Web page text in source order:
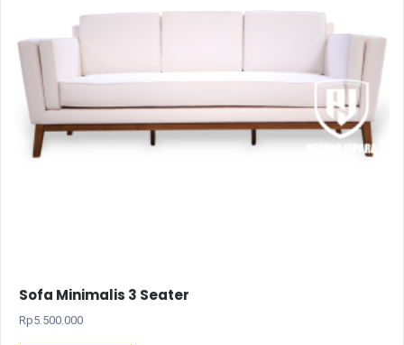
Sofa Minimalis 3 Seater
Rp5.500.000